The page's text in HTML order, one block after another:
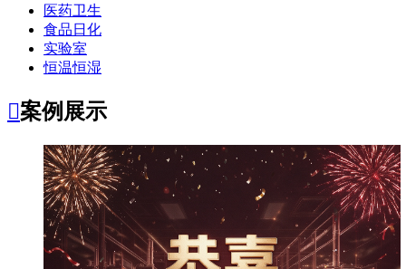
医药卫生
食品日化
实验室
恒温恒湿
案例展示